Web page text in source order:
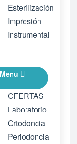
Esterilización
Impresión
Instrumental
Menu
OFERTAS
Laboratorio
Ortodoncia
Periodoncia